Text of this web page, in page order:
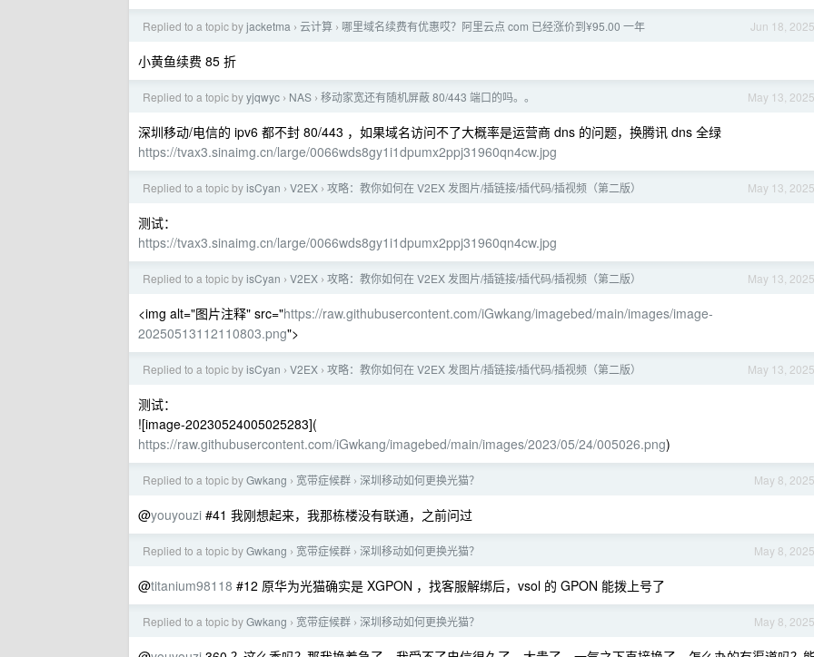
Jun 18, 2025
Replied to a topic byjacketma › 云计算 › 哪里域名续费有优惠哎？阿里云点 com 已经涨价到¥95.00 一年
小黄鱼续费 85 折
May 13, 2025
Replied to a topic byyjqwyc › NAS › 移动家宽还有随机屏蔽 80/443 端口的吗。。
深圳移动/电信的 ipv6 都不封 80/443 ，如果域名访问不了大概率是运营商 dns 的问题，换腾讯 dns 全绿
https://tvax3.sinaimg.cn/large/0066wds8gy1i1dpumx2ppj31960qn4cw.jpg
May 13, 2025
Replied to a topic byisCyan › V2EX › 攻略：教你如何在 V2EX 发图片/插链接/插代码/插视频（第二版）
测试：
https://tvax3.sinaimg.cn/large/0066wds8gy1i1dpumx2ppj31960qn4cw.jpg
May 13, 2025
Replied to a topic byisCyan › V2EX › 攻略：教你如何在 V2EX 发图片/插链接/插代码/插视频（第二版）
<img alt="图片注释" src="https://raw.githubusercontent.com/iGwkang/imagebed/main/images/image-
20250513112110803.png">
May 13, 2025
Replied to a topic byisCyan › V2EX › 攻略：教你如何在 V2EX 发图片/插链接/插代码/插视频（第二版）
测试：
![image-20230524005025283](
https://raw.githubusercontent.com/iGwkang/imagebed/main/images/2023/05/24/005026.png)
May 8, 2025
Replied to a topic byGwkang › 宽带症候群 › 深圳移动如何更换光猫？
@youyouzi #41 我刚想起来，我那栋楼没有联通，之前问过
May 8, 2025
Replied to a topic byGwkang › 宽带症候群 › 深圳移动如何更换光猫？
@titanium98118 #12 原华为光猫确实是 XGPON ，找客服解绑后，vsol 的 GPON 能拨上号了
May 8, 2025
Replied to a topic byGwkang › 宽带症候群 › 深圳移动如何更换光猫？